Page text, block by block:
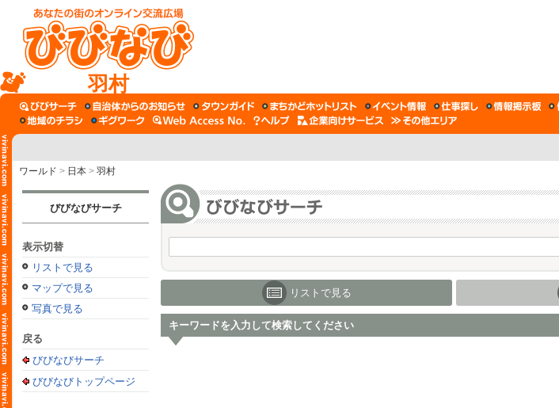
羽村
ワールド > 日本 > 羽村
びびなびサーチ
表示切替
リストで見る
マップで見る
写真で見る
戻る
びびなびサーチ
びびなびトップページ
リストで見る
キーワードを入力して検索してください